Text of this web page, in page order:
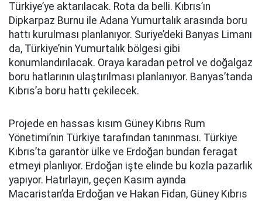
Türkiye’ye aktarılacak. Rota da belli. Kıbrıs’ın
Dipkarpaz Burnu ile Adana Yumurtalık arasında boru
hattı kurulması planlanıyor. Suriye’deki Banyas Limanı
da, Türkiye’nin Yumurtalık bölgesi gibi
konumlandırılacak. Oraya karadan petrol ve doğalgaz
boru hatlarının ulaştırılması planlanıyor. Banyas’tanda
Kıbrıs’a boru hattı çekilecek.
Projede en hassas kısım Güney Kıbrıs Rum
Yönetimi’nin Türkiye tarafından tanınması. Türkiye
Kıbrıs’ta garantör ülke ve Erdoğan bundan feragat
etmeyi planlıyor. Erdoğan işte elinde bu kozla pazarlık
yapıyor. Hatırlayın, geçen Kasım ayında
Macaristan’da Erdoğan ve Hakan Fidan, Güney Kıbrıs